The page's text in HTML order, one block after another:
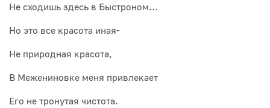
Не сходишь здесь в Быстроном…
Но это все красота иная-
Не природная красота,
В Межениновке меня привлекает
Его не тронутая чистота.